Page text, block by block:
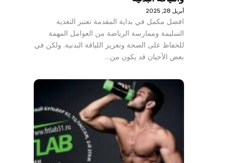
أبريل 28, 2025
افضل مكمل في بداية المقدمة تعتبر التغذية
السليمة وممارسة الرياضة من العوامل المهمة
للحفاظ على الصحة وتعزيز اللياقة البدنية. ولكن في
بعض الأحيان قد يكون من…